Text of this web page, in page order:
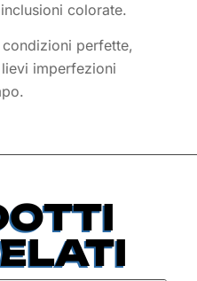
colorate.
condizioni perfette,
imperfezioni